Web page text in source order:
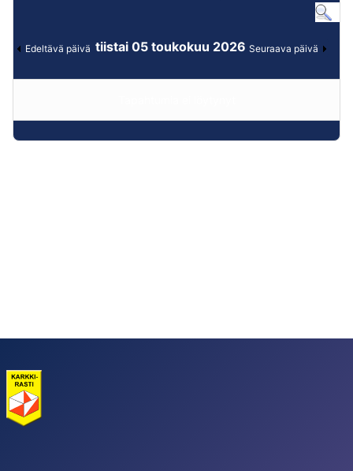
Edeltävä päivä tiistai 05 toukokuu 2026 Seuraava päivä